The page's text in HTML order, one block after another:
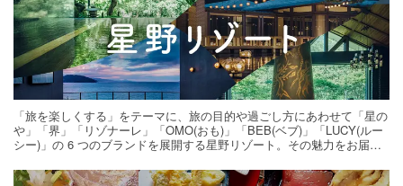
「旅を楽しくする」をテーマに、旅の目的や過ごし方にあわせて「星の
や」「界」「リゾナーレ」「OMO(おも)」「BEB(ベブ)」「LUCY(ルー
シー)」の 6 つのブランドを展開する星野リゾート。その魅力をお届け